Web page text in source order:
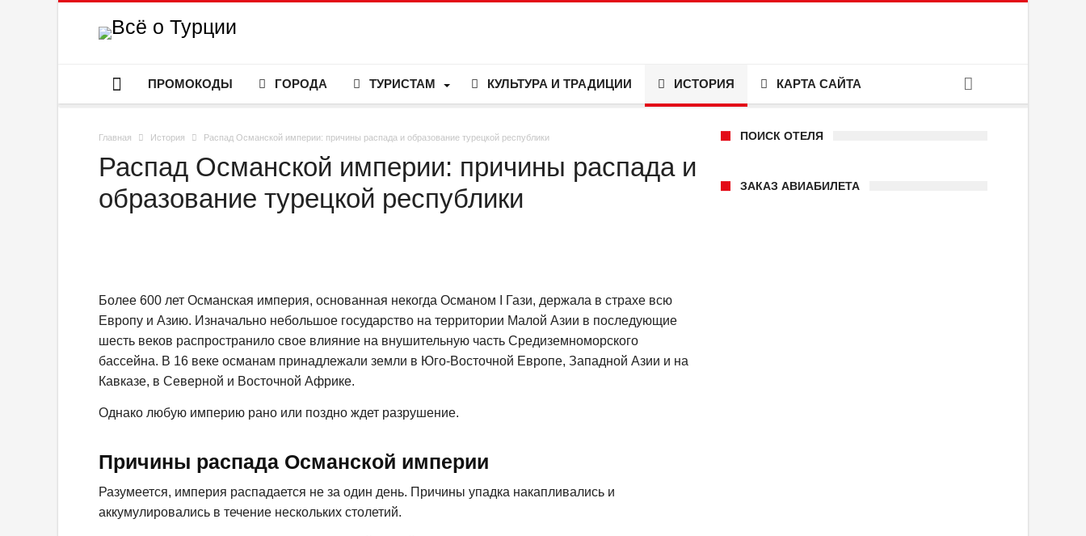
ПРОМОКОДЫ ГОРОДА ТУРИСТАМ КУЛЬТУРА И ТРАДИЦИИ ИСТОРИЯ КАРТА САЙТА
Главная История Распад Османской империи: причины распада и образование турецкой республики
Распад Османской империи: причины распада и
образование турецкой республики
Более 600 лет Османская империя, основанная некогда Османом I Гази, держала в страхе всю
Европу и Азию. Изначально небольшое государство на территории Малой Азии в последующие
шесть веков распространило свое влияние на внушительную часть Средиземноморского
бассейна. В 16 веке османам принадлежали земли в Юго-Восточной Европе, Западной Азии и на
Кавказе, в Северной и Восточной Африке.
Однако любую империю рано или поздно ждет разрушение.
Причины распада Османской империи
Разумеется, империя распадается не за один день. Причины упадка накапливались и
аккумулировались в течение нескольких столетий.
ПОИСК ОТЕЛЯ
ЗАКАЗ АВИАБИЛЕТА